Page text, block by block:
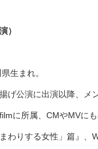
）
生まれ。
げ公演に出演以降、メ
に所属、CMやMVに
わりする女性」篇』、